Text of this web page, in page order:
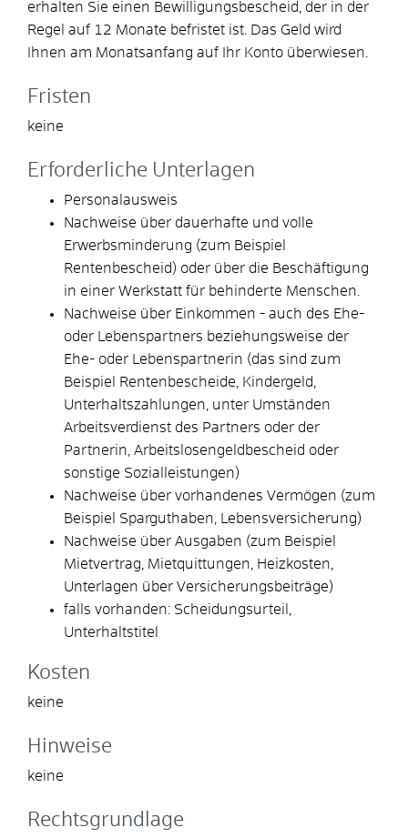
erhalten Sie einen Bewilligungsbescheid, der in der
Regel auf 12 Monate befristet ist. Das Geld wird
Ihnen am Monatsanfang auf Ihr Konto überwiesen.
Fristen
keine
Erforderliche Unterlagen
Personalausweis
Nachweise über dauerhafte und volle
Erwerbsminderung (zum Beispiel
Rentenbescheid) oder über die Beschäftigung
in einer Werkstatt für behinderte Menschen.
Nachweise über Einkommen - auch des Ehe-
oder Lebenspartners beziehungsweise der
Ehe- oder Lebenspartnerin (das sind zum
Beispiel Rentenbescheide, Kindergeld,
Unterhaltszahlungen, unter Umständen
Arbeitsverdienst des Partners oder der
Partnerin, Arbeitslosengeldbescheid oder
sonstige Sozialleistungen)
Nachweise über vorhandenes Vermögen (zum
Beispiel Sparguthaben, Lebensversicherung)
Nachweise über Ausgaben (zum Beispiel
Mietvertrag, Mietquittungen, Heizkosten,
Unterlagen über Versicherungsbeiträge)
falls vorhanden: Scheidungsurteil,
Unterhaltstitel
Kosten
keine
Hinweise
keine
Rechtsgrundlage